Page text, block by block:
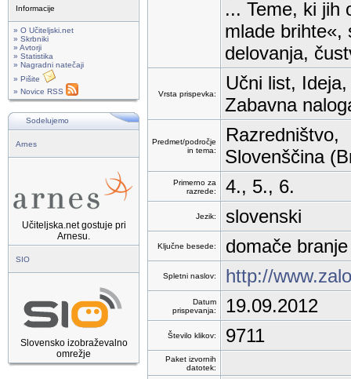
Informacije
» O Učiteljski.net
» Skrbniki
» Avtorji
» Statistika
» Nagradni natečaji
» Pišite
» Novice RSS
Sodelujemo
Arnes
Učiteljska.net gostuje pri
Arnesu.
SIO
Slovensko izobraževalno
omrežje
... Teme, ki jih
mlade brihte«,
delovanja,
Vrsta prispevka:
Učni list,
Zabavna
Predmet/področje
in tema:
Razredništvo,
Slovenščina
Primerno za
razrede:
4., 5., 6.
Jezik: slovenski
Ključne besede: domače
Spletni naslov: http://
Datum
prispevanja:
19.09.2012
Število klikov: 9711
Paket izvornih
datotek: